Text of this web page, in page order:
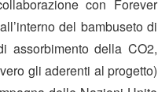
con Forever
del bambuseto di
assorbimento della CO2,
gli aderenti al progetto)